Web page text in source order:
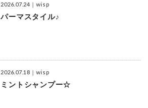
2026.07.24 ｜wisp
パーマスタイル♪
2026.07.18 ｜wisp
ミントシャンプー☆